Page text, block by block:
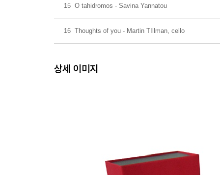
15 O tahidromos - Savina Yannatou
16 Thoughts of you - Martin TIllman, cello
상세 이미지